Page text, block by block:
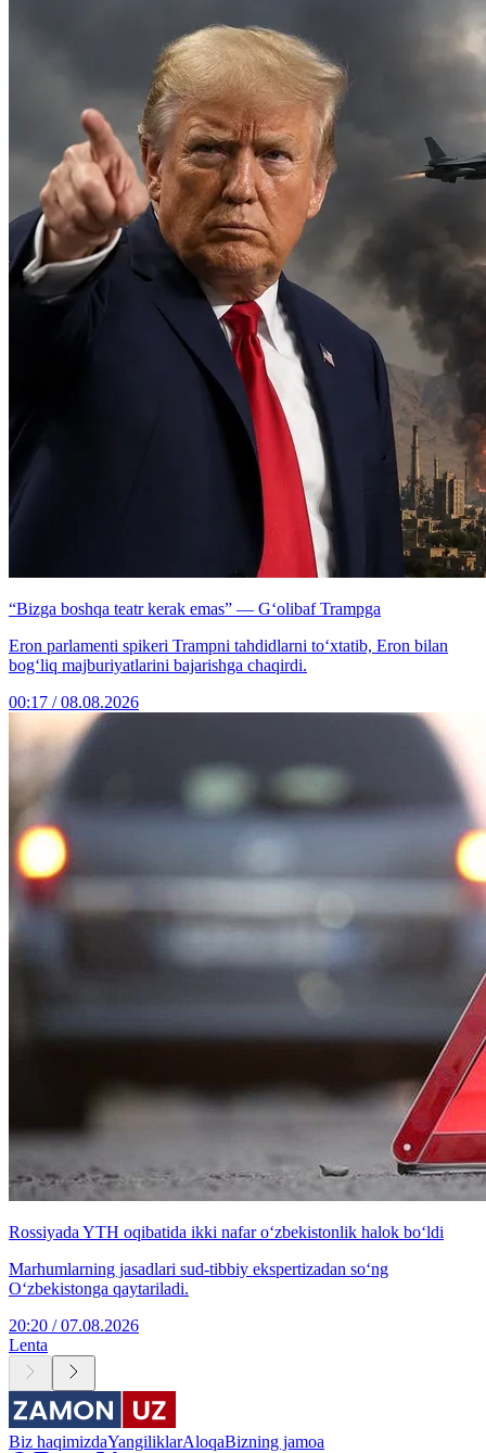
“Bizga boshqa teatr kerak emas” — G‘olibaf Trampga
Eron parlamenti spikeri Trampni tahdidlarni to‘xtatib, Eron bilan
bog‘liq majburiyatlarini bajarishga chaqirdi.
00:17 / 08.08.2026
Rossiyada YTH oqibatida ikki nafar o‘zbekistonlik halok bo‘ldi
Marhumlarning jasadlari sud-tibbiy ekspertizadan so‘ng
O‘zbekistonga qaytariladi.
20:20 / 07.08.2026
Lenta
Biz haqimizdaYangiliklarAloqaBizning jamoa